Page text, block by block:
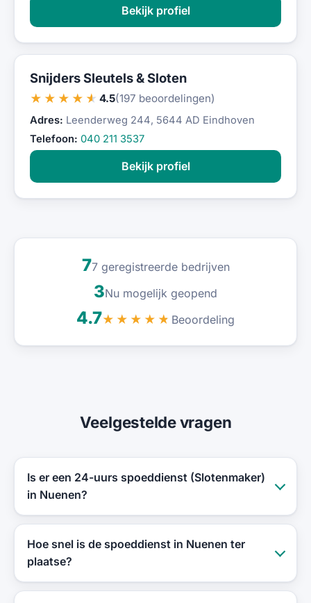
Bekijk profiel
Snijders Sleutels & Sloten
★★★★★ 4.5(197 beoordelingen)
Adres: Leenderweg 244, 5644 AD Eindhoven
Telefoon: 040 211 3537
Bekijk profiel
77 geregistreerde bedrijven
3Nu mogelijk geopend
4.7★★★★★ Beoordeling
Veelgestelde vragen
Is er een 24-uurs spoeddienst (Slotenmaker)
in Nuenen?
Hoe snel is de spoeddienst in Nuenen ter
plaatse?